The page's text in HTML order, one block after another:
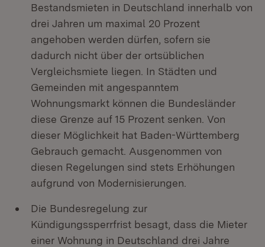
Bestandsmieten in Deutschland innerhalb von
drei Jahren um maximal 20 Prozent
angehoben werden dürfen, sofern sie
dadurch nicht über der ortsüblichen
Vergleichsmiete liegen. In Städten und
Gemeinden mit angespanntem
Wohnungsmarkt können die Bundesländer
diese Grenze auf 15 Prozent senken. Von
dieser Möglichkeit hat Baden-Württemberg
Gebrauch gemacht. Ausgenommen von
diesen Regelungen sind stets Erhöhungen
aufgrund von Modernisierungen.
Die Bundesregelung zur
Kündigungssperrfrist besagt, dass die Mieter
einer Wohnung in Deutschland drei Jahre